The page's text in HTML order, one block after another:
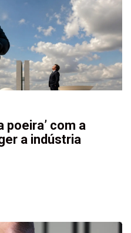
poeira’ com a
a indústria